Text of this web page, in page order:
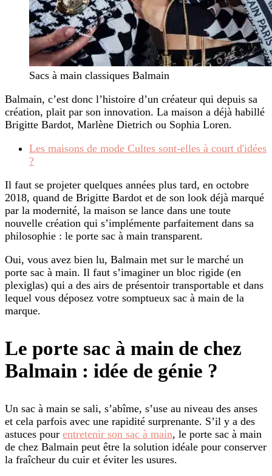
Sacs à main classiques Balmain
Balmain, c’est donc l’histoire d’un créateur qui depuis sa
création, plait par son innovation. La maison a déjà habillé
Brigitte Bardot, Marlène Dietrich ou Sophia Loren.
Les maisons de mode Cultes sont-elles à court d'idées
?
Il faut se projeter quelques années plus tard, en octobre
2018, quand de Brigitte Bardot et de son look déjà marqué
par la modernité, la maison se lance dans une toute
nouvelle création qui s’implémente parfaitement dans sa
philosophie : le porte sac à main transparent.
Oui, vous avez bien lu, Balmain met sur le marché un
porte sac à main. Il faut s’imaginer un bloc rigide (en
plexiglas) qui a des airs de présentoir transportable et dans
lequel vous déposez votre somptueux sac à main de la
marque.
Le porte sac à main de chez
Balmain : idée de génie ?
Un sac à main se sali, s’abîme, s’use au niveau des anses
et cela parfois avec une rapidité surprenante. S’il y a des
astuces pour entretenir son sac à main, le porte sac à main
de chez Balmain peut être la solution idéale pour conserver
la fraîcheur du cuir et éviter les usures.